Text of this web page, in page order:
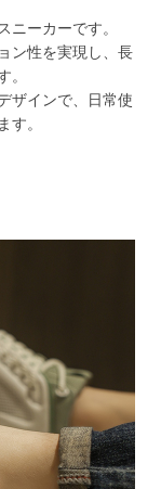
ニーカーです。
ン性を実現し、長
。
ザインで、日常使
す。